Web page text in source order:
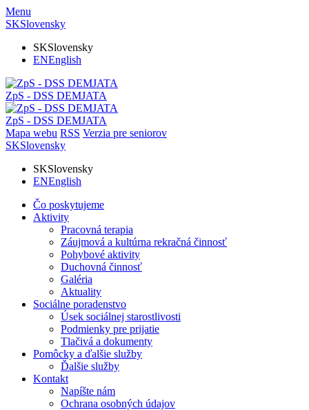
Menu
SKSlovensky
SKSlovensky
ENEnglish
ZpS - DSS DEMJATA
ZpS - DSS DEMJATA
Mapa webu RSS Verzia pre seniorov
SKSlovensky
SKSlovensky
ENEnglish
Čo poskytujeme
Aktivity
Pracovná terapia
Záujmová a kultúrna rekračná činnosť
Pohybové aktivity
Duchovná činnosť
Galéria
Aktuality
Sociálne poradenstvo
Úsek sociálnej starostlivosti
Podmienky pre prijatie
Tlačivá a dokumenty
Pomôcky a ďalšie služby
Ďalšie služby
Kontakt
Napíšte nám
Ochrana osobných údajov